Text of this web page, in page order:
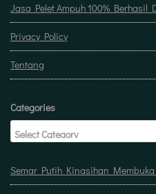
Jasa Pelet Ampuh 100% Berhasil
Privacy Policy
Tentang
Categories
Semar Putih Kinasihan